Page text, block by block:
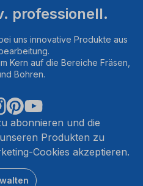
professionell.
uns innovative Produkte aus
Kern auf die Bereiche Fräsen,
Bohren.
abonnieren und die
Produkten zu
Cookies akzeptieren.